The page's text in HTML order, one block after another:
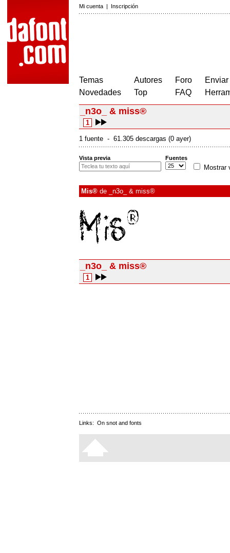
Mi cuenta | Inscripción
Temas
Novedades
Autores
Top
Foro
FAQ
_n3o_ & miss®
1
1 fuente - 61.305 descargas (0 ayer)
Vista previa Fuentes
Mostrar
Mis® de _n3o_ & miss®
_n3o_ & miss®
1
Links: On snot and fonts